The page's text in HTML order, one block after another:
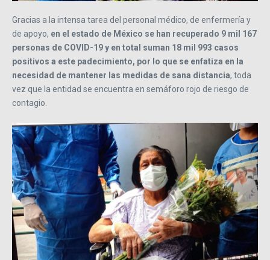
Gracias a la intensa tarea del personal médico, de enfermería y
de apoyo, en el estado de México se han recuperado 9 mil 167
personas de COVID-19 y en total suman 18 mil 993 casos
positivos a este padecimiento, por lo que se enfatiza en la
necesidad de mantener las medidas de sana distancia, toda
vez que la entidad se encuentra en semáforo rojo de riesgo de
contagio.